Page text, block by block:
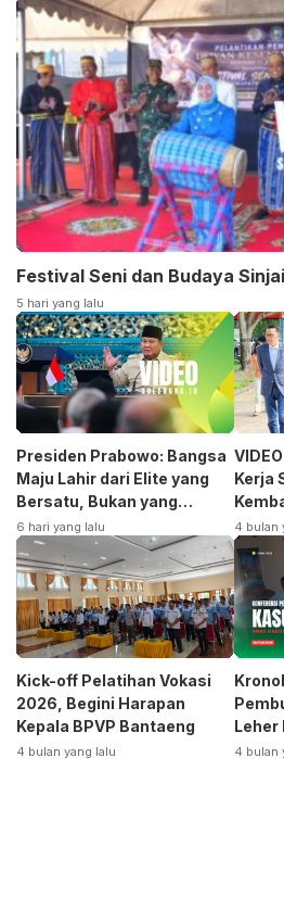
Festival Seni dan Budaya
5 hari yang lalu
Presiden Prabowo: Bangsa
Maju Lahir dari Elite yang
Bersatu, Bukan yang
Terpecah
6 hari yang lalu
Kerja
Siap
4 bulan
Kick-off Pelatihan Vokasi
2026, Begini Harapan
Kepala BPVP Bantaeng
4 bulan yang lalu
Leher
4 bulan